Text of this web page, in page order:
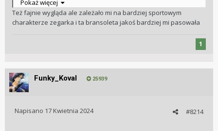
Wysłane z mojego motorola edge 30 przy użyciu Tapatalka
Pokaż więcej
Też fajnie wygląda ale zależało mi na bardziej sportowym
charakterze zegarka i ta bransoleta jakoś bardziej mi pasowała
1
Funky_Koval 25939
#8214
Napisano 17 Kwietnia 2024